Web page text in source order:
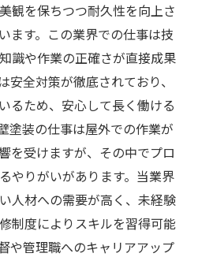
観を保ちつつ耐久性を向上さ
ます。この業界での仕事は技
識や作業の正確さが直接成果
安全対策が徹底されており、
るため、安心して長く働ける
塗装の仕事は屋外での作業が
を受けますが、その中でプロ
やりがいがあります。当業界
人材への需要が高く、未経験
制度によりスキルを習得可能
や管理職へのキャリアアップ